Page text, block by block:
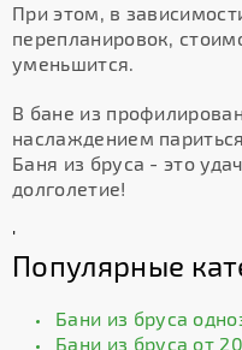
При этом, в
перепланировок,
уменьшится.
В бане из
наслаждением
Баня из бруса - это
долголетие!
'
Популярные
Бани из бруса
Бани из бруса от